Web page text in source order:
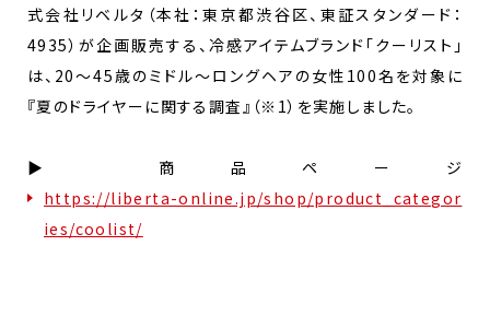
式会社リベルタ（本社：東京都渋谷区、東証スタンダード：
4935）が企画販売する、冷感アイテムブランド「クーリスト」
は、20～45歳のミドル〜ロングヘアの女性100名を対象に
『夏のドライヤーに関する調査』（※1）を実施しました。
▶ 商品ページ
https://liberta-online.jp/shop/product_categor
ies/coolist/